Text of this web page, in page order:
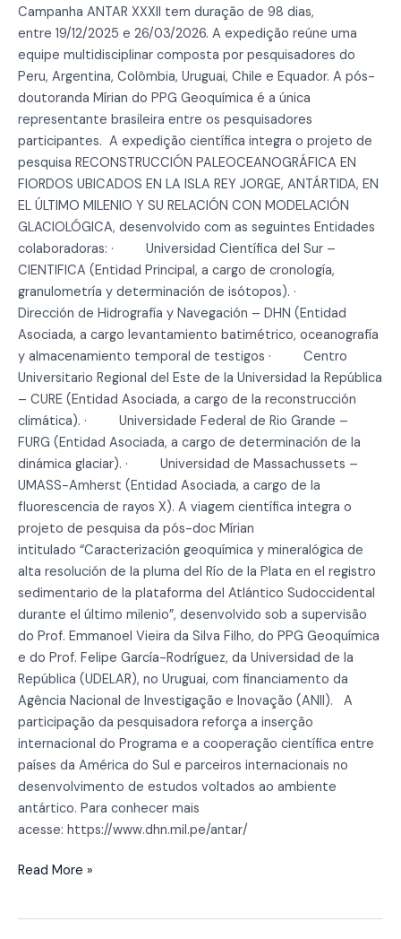
Campanha ANTAR XXXII tem duração de 98 dias,
entre 19/12/2025 e 26/03/2026. A expedição reúne uma
equipe multidisciplinar composta por pesquisadores do
Peru, Argentina, Colômbia, Uruguai, Chile e Equador. A pós-
doutoranda Mírian do PPG Geoquímica é a única
representante brasileira entre os pesquisadores
participantes. A expedição científica integra o projeto de
pesquisa RECONSTRUCCIÓN PALEOCEANOGRÁFICA EN
FIORDOS UBICADOS EN LA ISLA REY JORGE, ANTÁRTIDA, EN
EL ÚLTIMO MILENIO Y SU RELACIÓN CON MODELACIÓN
GLACIOLÓGICA, desenvolvido com as seguintes Entidades
colaboradoras: · Universidad Científica del Sur –
CIENTIFICA (Entidad Principal, a cargo de cronología,
granulometría y determinación de isótopos). ·
Dirección de Hidrografía y Navegación – DHN (Entidad
Asociada, a cargo levantamiento batimétrico, oceanografía
y almacenamiento temporal de testigos · Centro
Universitario Regional del Este de la Universidad la República
– CURE (Entidad Asociada, a cargo de la reconstrucción
climática). · Universidade Federal de Rio Grande –
FURG (Entidad Asociada, a cargo de determinación de la
dinámica glaciar). · Universidad de Massachussets –
UMASS-Amherst (Entidad Asociada, a cargo de la
fluorescencia de rayos X). A viagem científica integra o
projeto de pesquisa da pós-doc Mírian
intitulado “Caracterización geoquímica y mineralógica de
alta resolución de la pluma del Río de la Plata en el registro
sedimentario de la plataforma del Atlántico Sudoccidental
durante el último milenio”, desenvolvido sob a supervisão
do Prof. Emmanoel Vieira da Silva Filho, do PPG Geoquímica
e do Prof. Felipe García-Rodríguez, da Universidad de la
República (UDELAR), no Uruguai, com financiamento da
Agência Nacional de Investigação e Inovação (ANII). A
participação da pesquisadora reforça a inserção
internacional do Programa e a cooperação científica entre
países da América do Sul e parceiros internacionais no
desenvolvimento de estudos voltados ao ambiente
antártico. Para conhecer mais
acesse: https://www.dhn.mil.pe/antar/
Read More »